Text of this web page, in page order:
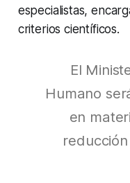
especialistas,
criterios científicos.
El
Humano
en